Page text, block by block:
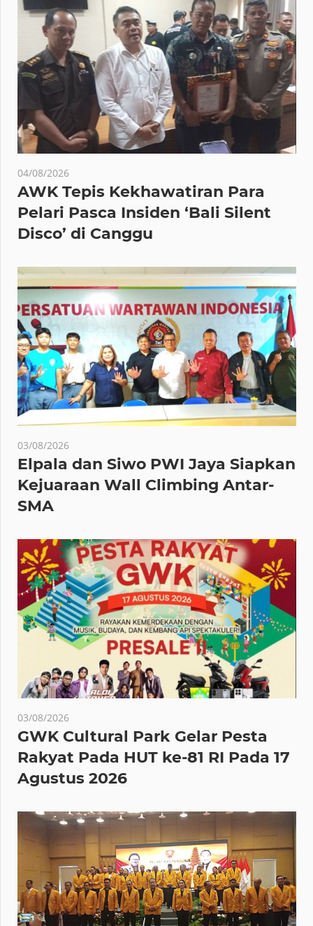
04/08/2026
AWK Tepis Kekhawatiran Para
Pelari Pasca Insiden ‘Bali Silent
Disco’ di Canggu
03/08/2026
Elpala dan Siwo PWI Jaya Siapkan
Kejuaraan Wall Climbing Antar-
SMA
03/08/2026
GWK Cultural Park Gelar Pesta
Rakyat Pada HUT ke-81 RI Pada 17
Agustus 2026